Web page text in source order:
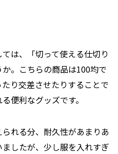
は、「切って使える仕切り
。こちらの商品は100均で
り交差させたりすることで
便利なグッズです。
れる分、耐久性があまりあ
したが、少し服を入れすぎ